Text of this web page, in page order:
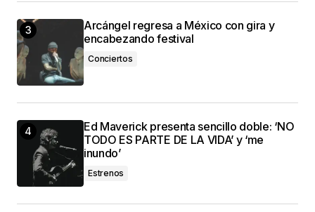
Arcángel regresa a México con gira y
encabezando festival
Conciertos
Ed Maverick presenta sencillo doble: ‘NO
TODO ES PARTE DE LA VIDA’ y ‘me
inundo’
Estrenos